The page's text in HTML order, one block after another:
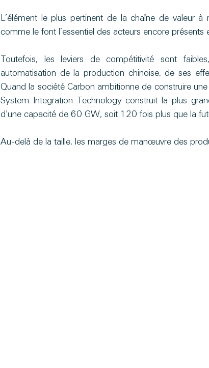
L’élément le plus pertinent de la chaîne de valeur à
comme le font l’essentiel des acteurs encore présents
Toutefois, les leviers de compétitivité sont
automatisation de la production chinoise, de ses
Quand la société Carbon ambitionne de construire
System Integration Technology construit la plus
d'une capacité de 60 GW, soit 120 fois plus que la
Au-delà de la taille, les marges de manœuvre des